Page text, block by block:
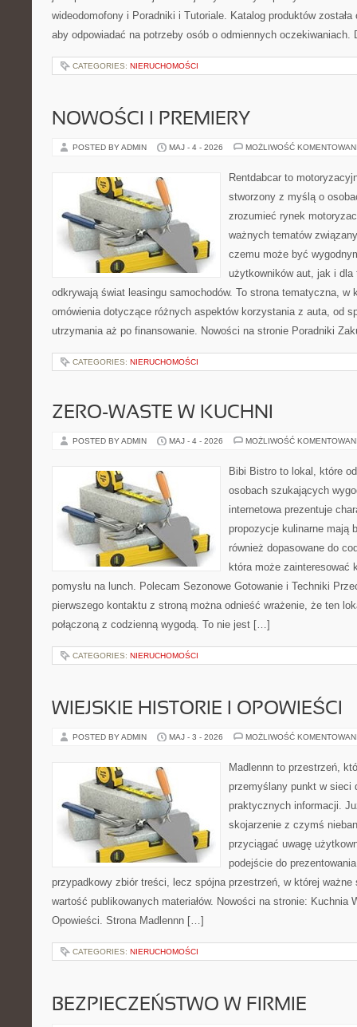
wideodomofony i Poradniki i Tutoriale. Katalog produktów
aby odpowiadać na potrzeby osób o odmiennych
CATEGORIES: NIERUCHOMOŚCI
NOWOŚCI I PREMIERY
POSTED BY ADMIN MAJ - 4 - 2026 MOŻLIWOŚĆ
Rentdabcar to
stworzony z myślą o
zrozumieć rynek
ważnych tematów
czemu może być
użytkowników aut, jak i
odkrywają świat leasingu samochodów. To strona tematyczna, w
omówienia dotyczące różnych aspektów korzystania z auta, od
utrzymania aż po finansowanie. Nowości na stronie Poradniki
CATEGORIES: NIERUCHOMOŚCI
ZERO-WASTE W KUCHNI
POSTED BY ADMIN MAJ - 4 - 2026 MOŻLIWOŚĆ
Bibi Bistro to lokal, które
osobach szukających
internetowa prezentuje
propozycje kulinarne mają
również dopasowane do
która może zainteresować
pomysłu na lunch. Polecam Sezonowe Gotowanie i Techniki
pierwszego kontaktu z stroną można odnieść wrażenie, że ten
połączoną z codzienną wygodą. To nie jest […]
CATEGORIES: NIERUCHOMOŚCI
WIEJSKIE HISTORIE I OPOWIEŚCI
POSTED BY ADMIN MAJ - 3 - 2026 MOŻLIWOŚĆ
Madlennn to przestrzeń,
przemyślany punkt w sieci
praktycznych informacji.
skojarzenie z czymś
przyciągać uwagę
podejście do
przypadkowy zbiór treści, lecz spójna przestrzeń, w której ważne
wartość publikowanych materiałów. Nowości na stronie: Kuchnia
Opowieści. Strona Madlennn […]
CATEGORIES: NIERUCHOMOŚCI
BEZPIECZEŃSTWO W FIRMIE